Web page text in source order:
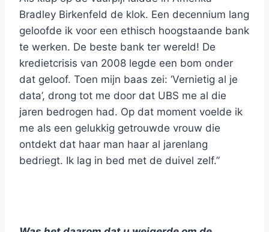
Bradley Birkenfeld de klok. Een decennium lang
geloofde ik voor een ethisch hoogstaande bank
te werken. De beste bank ter wereld! De
kredietcrisis van 2008 legde een bom onder
dat geloof. Toen mijn baas zei: ‘Vernietig al je
data’, drong tot me door dat UBS me al die
jaren bedrogen had. Op dat moment voelde ik
me als een gelukkig getrouwde vrouw die
ontdekt dat haar man haar al jarenlang
bedriegt. Ik lag in bed met de duivel zelf.”